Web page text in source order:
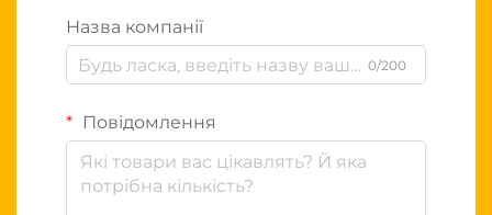
Назва компанії
0/200
Повідомлення